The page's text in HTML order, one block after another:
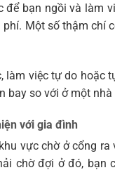
để bạn ngồi và làm
Một số thậm chí
việc tự do hoặc
bay so với ở một
với gia đình
vực chờ ở cổng
chờ đợi ở đó, bạn